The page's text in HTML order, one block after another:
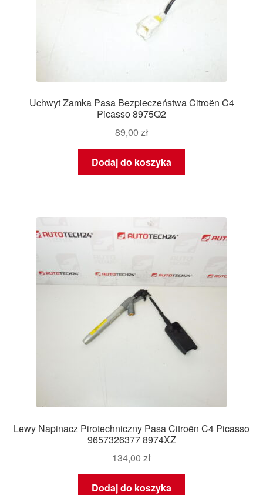
Uchwyt Zamka Pasa Bezpieczeństwa Citroën C4
Picasso 8975Q2
89,00 zł
Dodaj do koszyka
Lewy Napinacz Pirotechniczny Pasa Citroën C4 Picasso
9657326377 8974XZ
134,00 zł
Dodaj do koszyka